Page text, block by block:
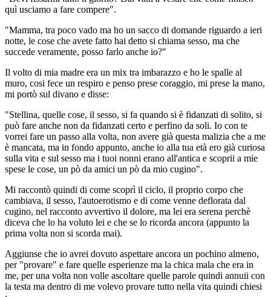
quì usciamo a fare compere".
"Mamma, tra poco vado ma ho un sacco di domande riguardo a ieri
notte, le cose che avete fatto hai detto si chiama sesso, ma che
succede veramente, posso farlo anche io?"
Il volto di mia madre era un mix tra imbarazzo e ho le spalle al
muro, cosi fece un respiro e penso prese coraggio, mi prese la mano,
mi portò sul divano e disse:
"Stellina, quelle cose, il sesso, si fa quando si è fidanzati di solito, si
può fare anche non da fidanzati certo e perfino da soli. Io con te
vorrei fare un passo alla volta, non avere già questa malizia che a me
è mancata, ma in fondo appunto, anche io alla tua età ero già curiosa
sulla vita e sul sesso ma i tuoi nonni erano all'antica e scoprii a mie
spese le cose, un pò da amici un pò da mio cugino".
Mi raccontò quindi di come scoprì il ciclo, il proprio corpo che
cambiava, il sesso, l'autoerotismo e di come venne deflorata dal
cugino, nel racconto avvertivo il dolore, ma lei era serena perchè
diceva che lo ha voluto lei e che se lo ricorda ancora (appunto la
prima volta non si scorda mai).
Aggiunse che io avrei dovuto aspettare ancora un pochino almeno,
per "provare" e fare quelle esperienze ma la chica mala che era in
me, per una volta non volle ascoltare quelle parole quindi annuii con
la testa ma dentro di me volevo provare tutto nella vita quindi chiesi